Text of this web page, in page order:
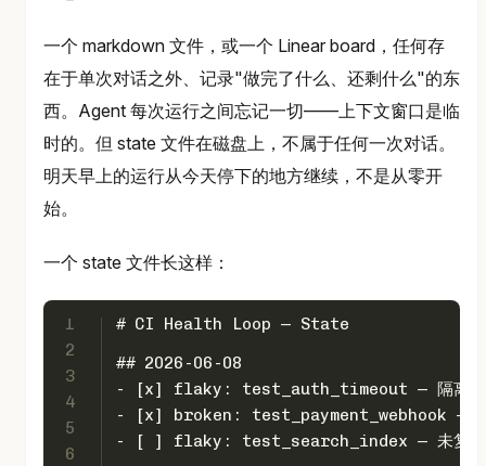
一个 markdown 文件，或一个 Linear board，任何存
在于单次对话之外、记录"做完了什么、还剩什么"的东
西。Agent 每次运行之间忘记一切——上下文窗口是临
时的。但 state 文件在磁盘上，不属于任何一次对话。
明天早上的运行从今天停下的地方继续，不是从零开
始。
一个 state 文件长这样：
1
2
3
4
5
6
# CI Health Loop — State
## 2026-06-08
-
[x] flaky: test _auth_ timeout — 隔离
-
[x] broken: test _payment_ webhook —
-
[ ] flaky: test _search_ index — 未复现